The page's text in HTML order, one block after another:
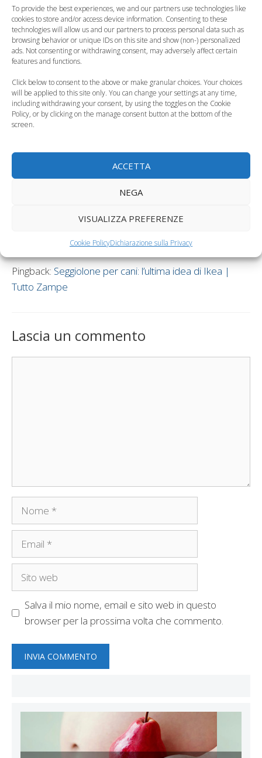
To provide the best experiences, we and our partners use technologies like
cookies to store and/or access device information. Consenting to these
technologies will allow us and our partners to process personal data such as
browsing behavior or unique IDs on this site and show (non-) personalized
ads. Not consenting or withdrawing consent, may adversely affect certain
features and functions.
Click below to consent to the above or make granular choices. Your choices
will be applied to this site only. You can change your settings at any time,
including withdrawing your consent, by using the toggles on the Cookie
Policy, or by clicking on the manage consent button at the bottom of the
screen.
ACCETTA
NEGA
VISUALIZZA PREFERENZE
Cookie PolicyDichiarazione sulla Privacy
400mila bambini
sono vittime di…
bambini al ristorante
sono pieni di batteri
Categorie
Curiosità, News, ecc.
Igiene orale dei bambini. ecco le linee guida dei
pediatri
Tornare in forma dopo le feste, piccoli consigli
1 commento su “Ikea
richiama i seggioloni Antilop
e la tenda Busa: non sono
Pingback: Seggiolone per cani: l’ultima idea di Ikea |
Tutto Zampe
Lascia un commento
Nome
Email
Sito
Salva il mio nome, email e sito web in questo
browser per la prossima volta che commento.